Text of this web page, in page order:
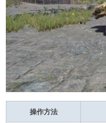
操作方法